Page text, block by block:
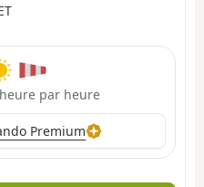
par heure
Premium